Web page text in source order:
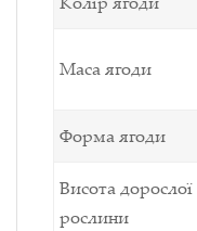
Маса ягоди
Форма ягоди
Висота дорослої
рослини